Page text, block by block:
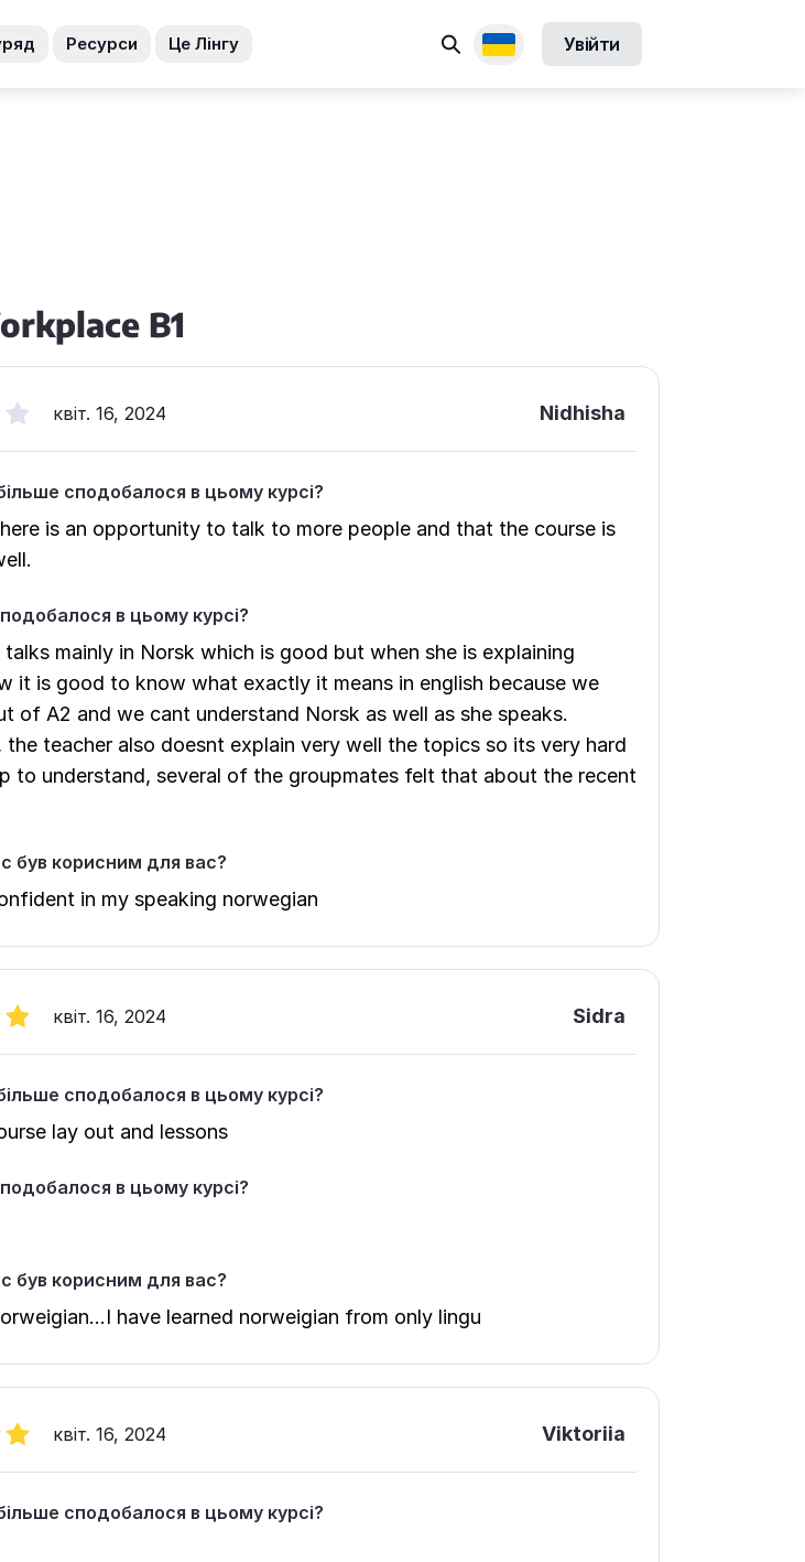
Ресурси Це Лінгу Пошук
Доступні переклади
Увійти
B1
квіт. 16, 2024 Nidhisha
сподобалося в цьому курсі?
is an opportunity to talk to more people and that the course is
в цьому курсі?
talks mainly in Norsk which is good but when she is explaining
it is good to know what exactly it means in english because we
of A2 and we cant understand Norsk as well as she speaks.
the teacher also doesnt explain very well the topics so its very hard
to understand, several of the groupmates felt that about the recent
був корисним для вас?
in my speaking norwegian
квіт. 16, 2024 Sidra
сподобалося в цьому курсі?
lay out and lessons
в цьому курсі?
був корисним для вас?
have learned norweigian from only lingu
квіт. 16, 2024 Viktoriia
сподобалося в цьому курсі?